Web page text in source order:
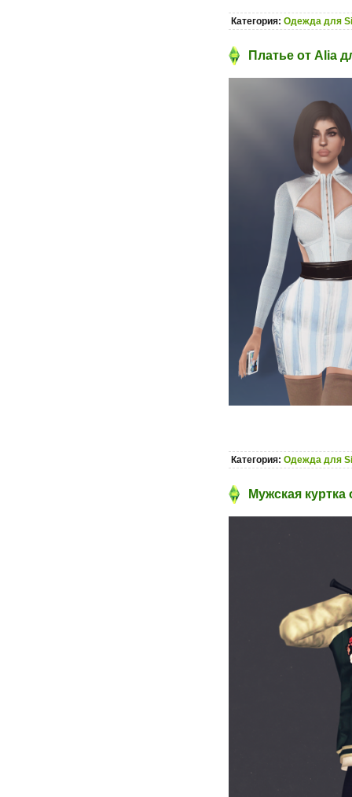
Категория: Одежда для
Платье от Alia
Категория: Одежда для
Мужская куртка